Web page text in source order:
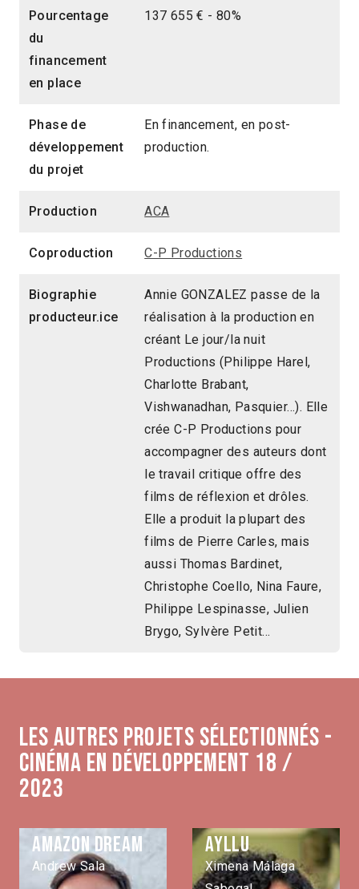
Pourcentage
du
financement
en place
137 655 € - 80%
Phase de
développement
du projet
En financement, en post-
production.
Production ACA
Coproduction C-P Productions
Biographie
producteur.ice
Annie GONZALEZ passe de la
réalisation à la production en
créant Le jour/la nuit
Productions (Philippe Harel,
Charlotte Brabant,
Vishwanadhan, Pasquier…). Elle
crée C-P Productions pour
accompagner des auteurs dont
le travail critique offre des
films de réflexion et drôles.
Elle a produit la plupart des
films de Pierre Carles, mais
aussi Thomas Bardinet,
Christophe Coello, Nina Faure,
Philippe Lespinasse, Julien
Brygo, Sylvère Petit…
Les autres projets sélectionnés -
Cinéma en développement 18 /
2023
Amazon Dream
Andrew Sala
Ayllu
Ximena Málaga